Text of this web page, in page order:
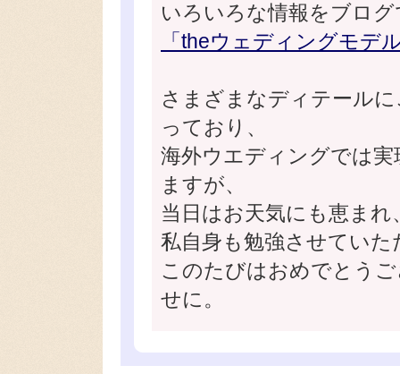
いろいろな情報をブロ
「theウェディングモデ
さまざまなディテール
っており、
海外ウエディングでは
ますが、
当日はお天気にも恵ま
私自身も勉強させてい
このたびはおめでとう
せに。